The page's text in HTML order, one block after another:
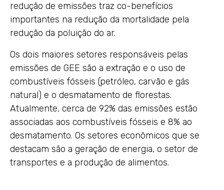
redução de emissões traz co-benefícios
importantes na redução da mortalidade pela
redução da poluição do ar.
Os dois maiores setores responsáveis pelas
emissões de GEE são a extração e o uso de
combustíveis fósseis (petróleo, carvão e gás
natural) e o desmatamento de florestas.
Atualmente, cerca de 92% das emissões estão
associadas aos combustíveis fósseis e 8% ao
desmatamento. Os setores econômicos que se
destacam são a geração de energia, o setor de
transportes e a produção de alimentos.